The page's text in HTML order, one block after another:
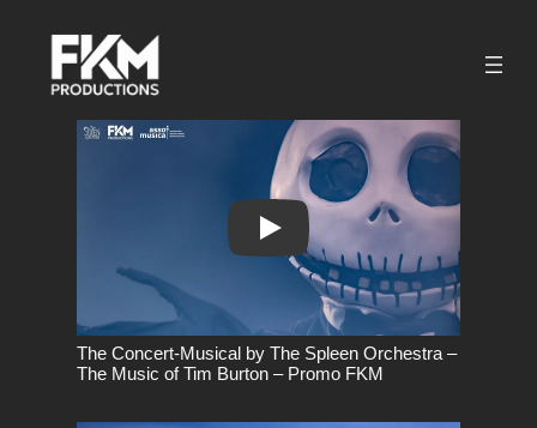
contenuto
Play
The Concert-Musical by The Spleen Orchestra –
The Music of Tim Burton – Promo FKM